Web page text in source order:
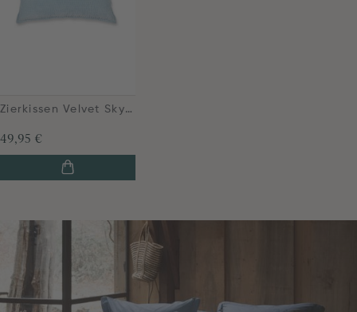
Zierkissen Velvet Sky Hellblau
49,95 €